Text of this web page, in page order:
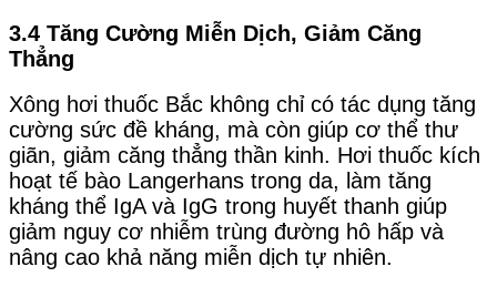
3.4 Tăng Cường Miễn Dịch, Giảm Căng
Thẳng
Xông hơi thuốc Bắc không chỉ có tác dụng tăng
cường sức đề kháng, mà còn giúp cơ thể thư
giãn, giảm căng thẳng thần kinh. Hơi thuốc kích
hoạt tế bào Langerhans trong da, làm tăng
kháng thể IgA và IgG trong huyết thanh giúp
giảm nguy cơ nhiễm trùng đường hô hấp và
nâng cao khả năng miễn dịch tự nhiên.